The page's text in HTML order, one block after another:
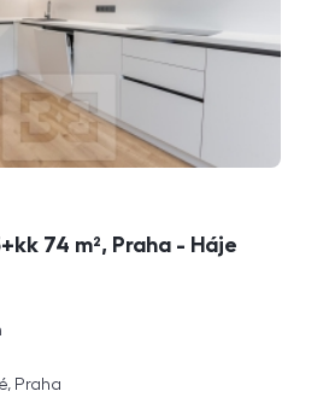
74 m², Praha - Háje
Praha